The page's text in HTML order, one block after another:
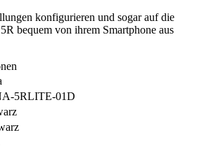
konfigurieren und sogar auf die
bequem von ihrem Smartphone aus
5RLITE-01D